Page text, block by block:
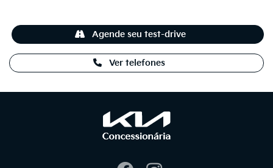
Ver telefones
Agende seu test-drive